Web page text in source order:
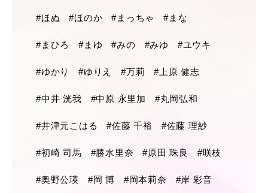
#ほぬ #ほのか #まっちゃ #まな
#まひろ #まゆ #みの #みゆ #ユウキ
#ゆかり #ゆりえ #万莉 #上原 健志
#中井 洸我 #中原 永里加 #丸岡弘和
#井津元こはる #佐藤 千裕 #佐藤 理紗
#初崎 司馬 #勝水里奈 #原田 珠良 #咲枝
#奥野公瑛 #岡 博 #岡本莉奈 #岸 彩音